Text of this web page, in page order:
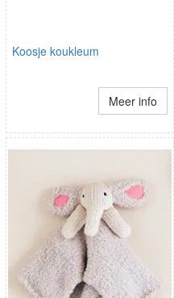
Koosje koukleum
Meer info